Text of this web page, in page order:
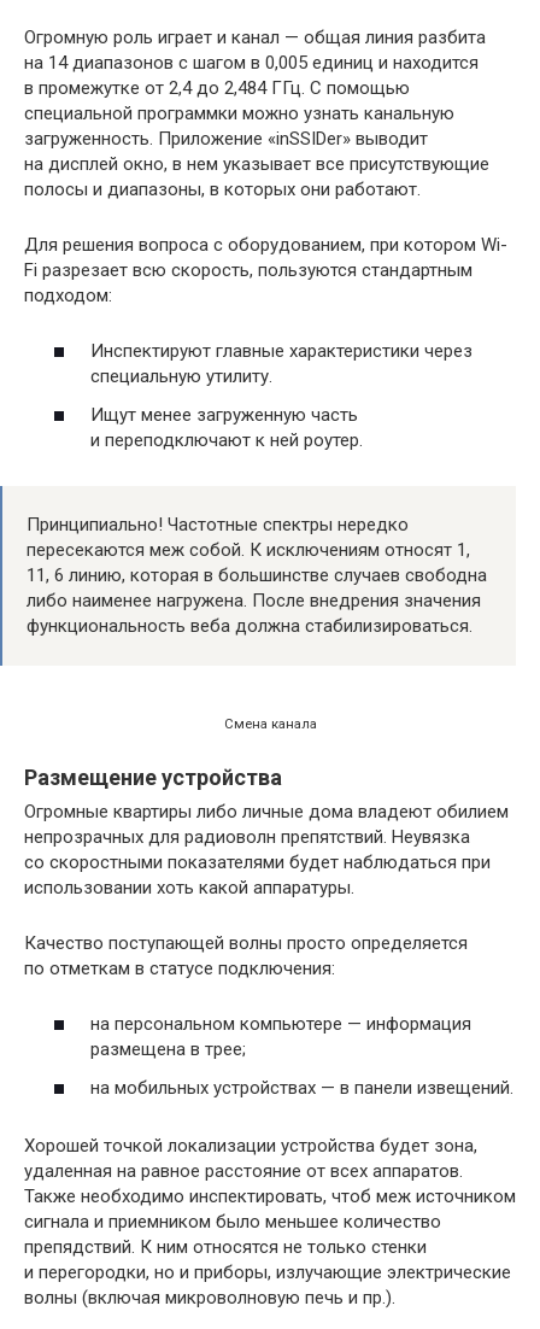
Огромную роль играет и канал — общая линия разбита
на 14 диапазонов с шагом в 0,005 единиц и находится
в промежутке от 2,4 до 2,484 ГГц. С помощью
специальной программки можно узнать канальную
загруженность. Приложение «inSSIDer» выводит
на дисплей окно, в нем указывает все присутствующие
полосы и диапазоны, в которых они работают.
Для решения вопроса с оборудованием, при котором Wi-
Fi разрезает всю скорость, пользуются стандартным
подходом:
Инспектируют главные характеристики через
специальную утилиту.
Ищут менее загруженную часть
и переподключают к ней роутер.
Принципиально! Частотные спектры нередко
пересекаются меж собой. К исключениям относят 1,
11, 6 линию, которая в большинстве случаев свободна
либо наименее нагружена. После внедрения значения
функциональность веба должна стабилизироваться.
Смена канала
Размещение устройства
Огромные квартиры либо личные дома владеют обилием
непрозрачных для радиоволн препятствий. Неувязка
со скоростными показателями будет наблюдаться при
использовании хоть какой аппаратуры.
Качество поступающей волны просто определяется
по отметкам в статусе подключения:
на персональном компьютере — информация
размещена в трее;
на мобильных устройствах — в панели извещений.
Хорошей точкой локализации устройства будет зона,
удаленная на равное расстояние от всех аппаратов.
Также необходимо инспектировать, чтоб меж источником
сигнала и приемником было меньшее количество
препядствий. К ним относятся не только стенки
и перегородки, но и приборы, излучающие электрические
волны (включая микроволновую печь и пр.).